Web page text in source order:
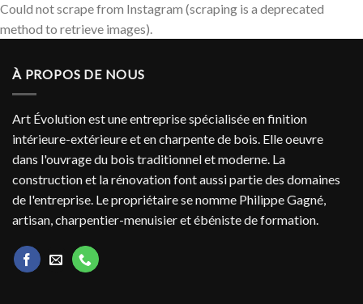
Could not scrape from Instagram (scraping is a deprecated
method to retrieve images).
À PROPOS DE NOUS
Art Évolution est une entreprise spécialisée en finition
intérieure-extérieure et en charpente de bois. Elle oeuvre
dans l'ouvrage du bois traditionnel et moderne. La
construction et la rénovation font aussi partie des domaines
de l'entreprise. Le propriétaire se nomme Philippe Gagné,
artisan, charpentier-menuisier et ébéniste de formation.